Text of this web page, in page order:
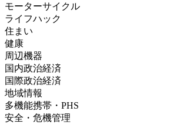
モーターサイクル
ライフハック
住まい
健康
周辺機器
国内政治経済
国際政治経済
地域情報
多機能携帯・PHS
安全・危機管理